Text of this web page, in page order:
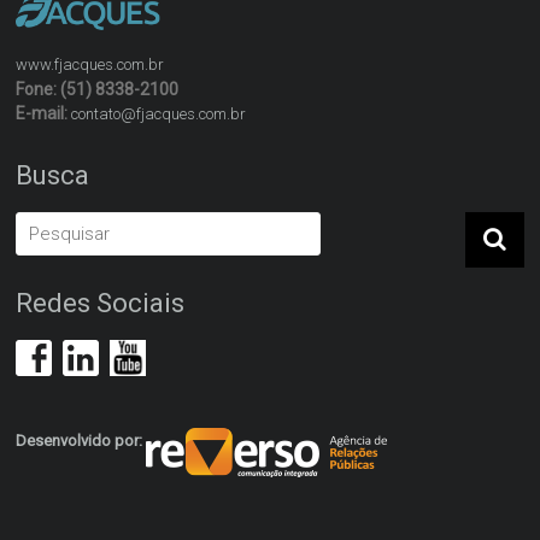
www.fjacques.com.br
Fone: (51) 8338-2100
E-mail:contato@fjacques.com.br
Busca
Redes Sociais
Desenvolvido por: